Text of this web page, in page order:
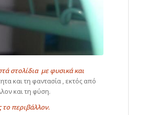
στολίδια με φυσικά και
και τη φαντασία , εκτός από
και τη φύση.
περιβάλλον.